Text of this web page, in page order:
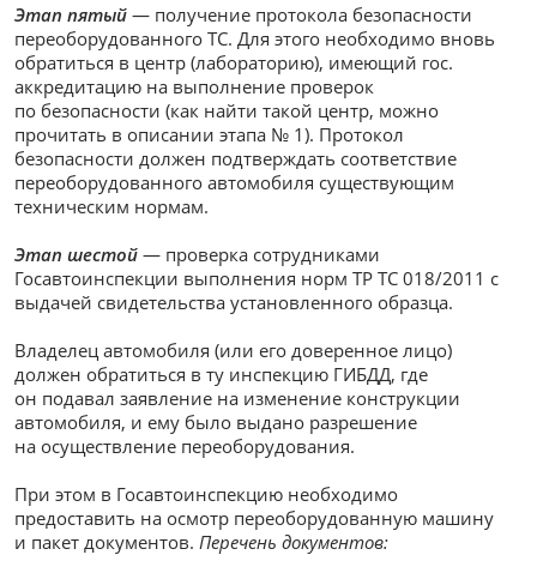
Этап пятый — получение протокола безопасности
переоборудованного ТС. Для этого необходимо вновь
обратиться в центр (лабораторию), имеющий гос.
аккредитацию на выполнение проверок
по безопасности (как найти такой центр, можно
прочитать в описании этапа № 1). Протокол
безопасности должен подтверждать соответствие
переоборудованного автомобиля существующим
техническим нормам.
Этап шестой — проверка сотрудниками
Госавтоинспекции выполнения норм ТР ТС 018/2011 с
выдачей свидетельства установленного образца.
Владелец автомобиля (или его доверенное лицо)
должен обратиться в ту инспекцию ГИБДД, где
он подавал заявление на изменение конструкции
автомобиля, и ему было выдано разрешение
на осуществление переоборудования.
При этом в Госавтоинспекцию необходимо
предоставить на осмотр переоборудованную машину
и пакет документов. Перечень документов: